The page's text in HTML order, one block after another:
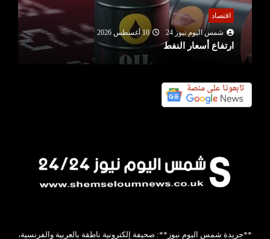
اقتصاد
شمس اليوم نيوز 24
10 أغسطس 2026
ارتفاع أسعار النفط
**جريدة شمس اليوم نيوز**: صحيفة إلكترونية ناطقة بالعربية والفرنسية،